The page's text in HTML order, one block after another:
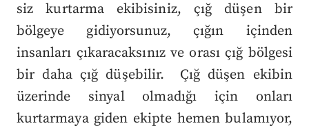
siz kurtarma ekibisiniz, çığ düşen bir
bölgeye gidiyorsunuz, çığın içinden
insanları çıkaracaksınız ve orası çığ bölgesi
bir daha çığ düşebilir. Çığ düşen ekibin
üzerinde sinyal olmadığı için onları
kurtarmaya giden ekipte hemen bulamıyor,